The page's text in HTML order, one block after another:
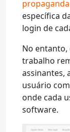
propaganda
específica
login de
No
trabalho
assinantes,
usuário
onde cada
software.